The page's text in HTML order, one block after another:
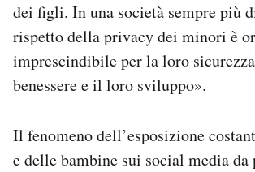
dei figli. In una società sempre più
rispetto della privacy dei minori è
imprescindibile per la loro
benessere e il loro sviluppo».
Il fenomeno dell’esposizione
e delle bambine sui social media